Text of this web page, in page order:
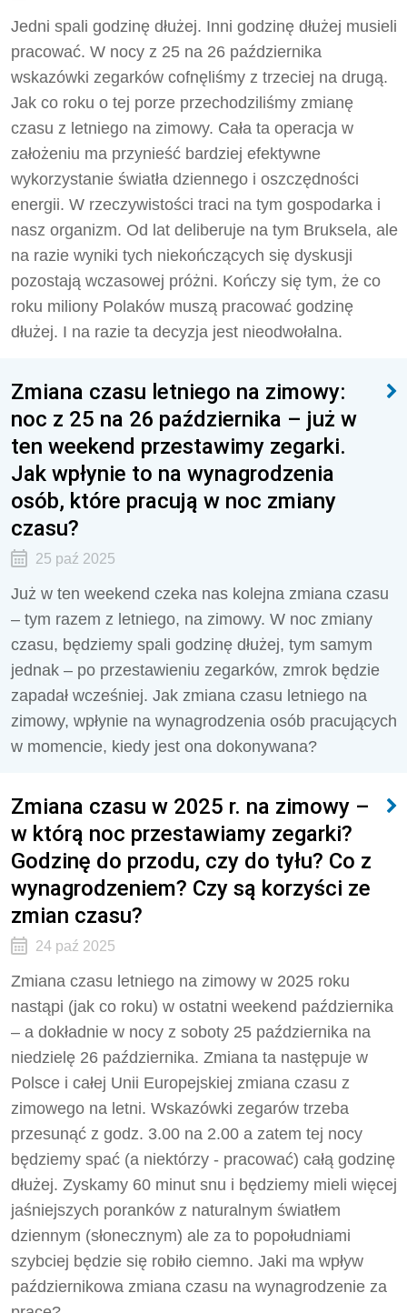
Jedni spali godzinę dłużej. Inni godzinę dłużej musieli
pracować. W nocy z 25 na 26 października
wskazówki zegarków cofnęliśmy z trzeciej na drugą.
Jak co roku o tej porze przechodziliśmy zmianę
czasu z letniego na zimowy. Cała ta operacja w
założeniu ma przynieść bardziej efektywne
wykorzystanie światła dziennego i oszczędności
energii. W rzeczywistości traci na tym gospodarka i
nasz organizm. Od lat deliberuje na tym Bruksela, ale
na razie wyniki tych niekończących się dyskusji
pozostają wczasowej próżni. Kończy się tym, że co
roku miliony Polaków muszą pracować godzinę
dłużej. I na razie ta decyzja jest nieodwołalna.
Zmiana czasu letniego na zimowy:
noc z 25 na 26 października – już w
ten weekend przestawimy zegarki.
Jak wpłynie to na wynagrodzenia
osób, które pracują w noc zmiany
czasu?
25 paź 2025
Już w ten weekend czeka nas kolejna zmiana czasu
– tym razem z letniego, na zimowy. W noc zmiany
czasu, będziemy spali godzinę dłużej, tym samym
jednak – po przestawieniu zegarków, zmrok będzie
zapadał wcześniej. Jak zmiana czasu letniego na
zimowy, wpłynie na wynagrodzenia osób pracujących
w momencie, kiedy jest ona dokonywana?
Zmiana czasu w 2025 r. na zimowy –
w którą noc przestawiamy zegarki?
Godzinę do przodu, czy do tyłu? Co z
wynagrodzeniem? Czy są korzyści ze
zmian czasu?
24 paź 2025
Zmiana czasu letniego na zimowy w 2025 roku
nastąpi (jak co roku) w ostatni weekend października
– a dokładnie w nocy z soboty 25 października na
niedzielę 26 października. Zmiana ta następuje w
Polsce i całej Unii Europejskiej zmiana czasu z
zimowego na letni. Wskazówki zegarów trzeba
przesunąć z godz. 3.00 na 2.00 a zatem tej nocy
będziemy spać (a niektórzy - pracować) całą godzinę
dłużej. Zyskamy 60 minut snu i będziemy mieli więcej
jaśniejszych poranków z naturalnym światłem
dziennym (słonecznym) ale za to popołudniami
szybciej będzie się robiło ciemno. Jaki ma wpływ
październikowa zmiana czasu na wynagrodzenie za